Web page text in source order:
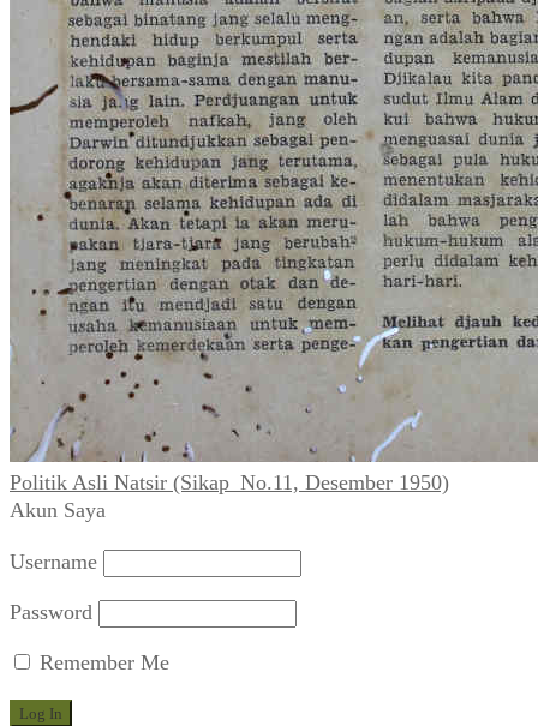
Politik Asli Natsir (Sikap_No.11, Desember 1950)
Akun Saya
Username
Password
Remember Me